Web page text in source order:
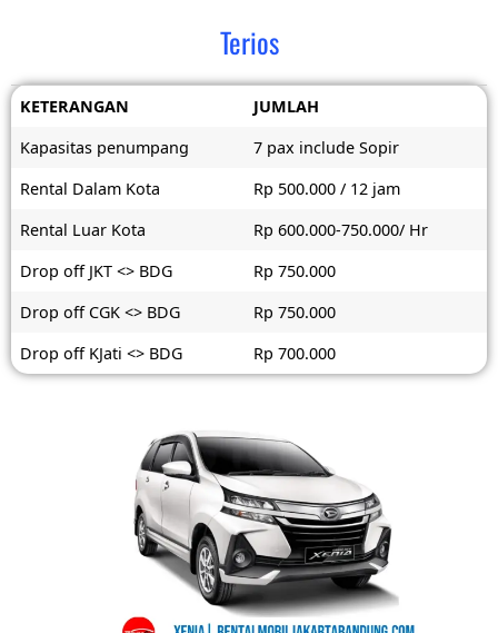
Terios
KETERANGAN
JUMLAH
Kapasitas penumpang
7 pax include Sopir
Rental Dalam Kota
Rp 500.000 / 12 jam
Rental Luar Kota
Rp 600.000-750.000/ Hr
Drop off JKT <> BDG
Rp 750.000
Drop off CGK <> BDG
Rp 750.000
Drop off KJati <> BDG
Rp 700.000